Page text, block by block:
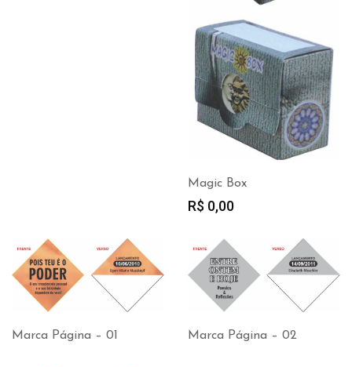
Magic Box
R$ 0,00
Marca Página – 01 Marca Página – 02